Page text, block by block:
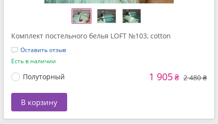
Комплект постельного белья LOFT №103, cotton
Оставить отзыв
Есть в наличии
Полуторный 1 905₴ 2 480 ₴
В корзину